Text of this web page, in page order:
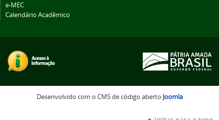
e-MEC
Calendário Acadêmico
Desenvolvido com o CMS de código aberto Joomla